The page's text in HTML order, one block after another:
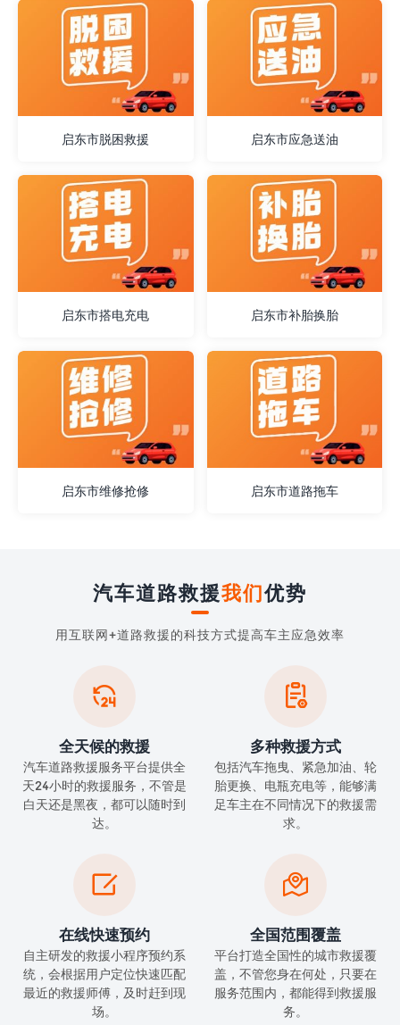
启东市脱困救援 启东市应急送油
启东市搭电充电 启东市补胎换胎
启东市维修抢修 启东市道路拖车
汽车道路救援我们优势
用互联网+道路救援的科技方式提高车主应急效率

全天候的救援
汽车道路救援服务平台提供全
天24小时的救援服务，不管是
白天还是黑夜，都可以随时到
达。

多种救援方式
包括汽车拖曳、紧急加油、轮
胎更换、电瓶充电等，能够满
足车主在不同情况下的救援需
求。

在线快速预约
自主研发的救援小程序预约系
统，会根据用户定位快速匹配
最近的救援师傅，及时赶到现
场。

全国范围覆盖
平台打造全国性的城市救援覆
盖，不管您身在何处，只要在
服务范围内，都能得到救援服
务。